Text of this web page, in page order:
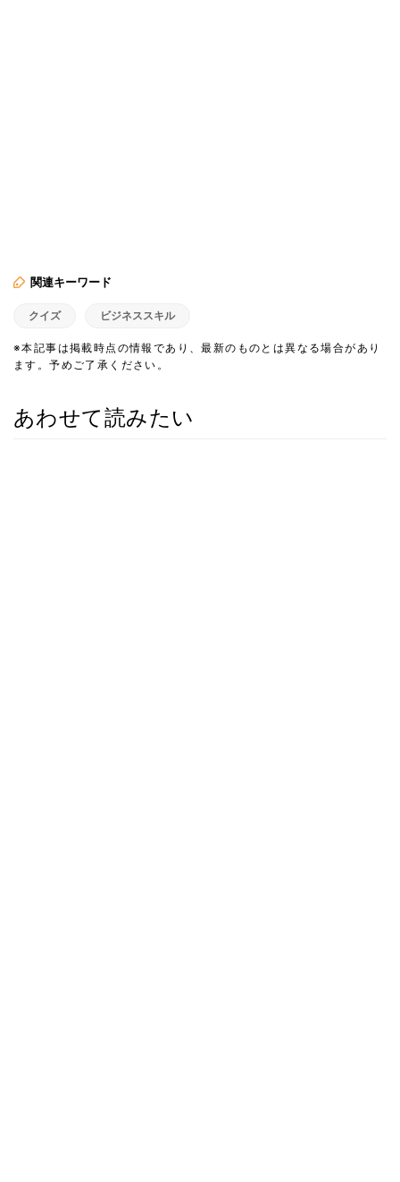
関連キーワード
クイズ ビジネススキル
※本記事は掲載時点の情報であり、最新のものとは異なる場合があり
ます。予めご了承ください。
あわせて読みたい